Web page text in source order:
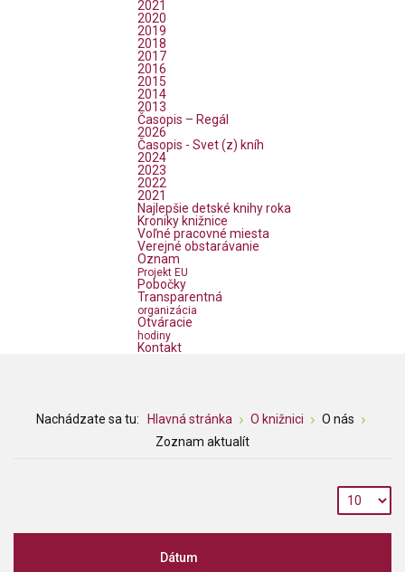
2021
2020
2019
2018
2017
2016
2015
2014
2013
Časopis – Regál
2026
Časopis - Svet (z) kníh
2024
2023
2022
2021
Najlepšie detské knihy roka
Kroniky knižnice
Voľné pracovné miesta
Verejné obstarávanie
Oznam
Projekt EU
Pobočky
Transparentná
organizácia
Otváracie
hodiny
Kontakt
Nachádzate sa tu: Hlavná stránka O knižnici
O nás
Zoznam aktualít
Dátum